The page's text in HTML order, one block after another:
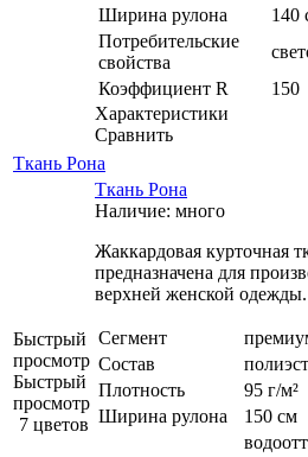
Ширина рулона
140
Потребительские
свойства
Коэффициент R
150
Характеристики
Сравнить
Ткань Рона
Быстрый
просмотр
Быстрый
просмотр
7 цветов
Ткань Рона
Наличие: много
Жаккардовая курточная
предназначена для
верхней женской одежды.
Сегмент
Состав
Плотность
95 г/м²
Ширина рулона
150 см